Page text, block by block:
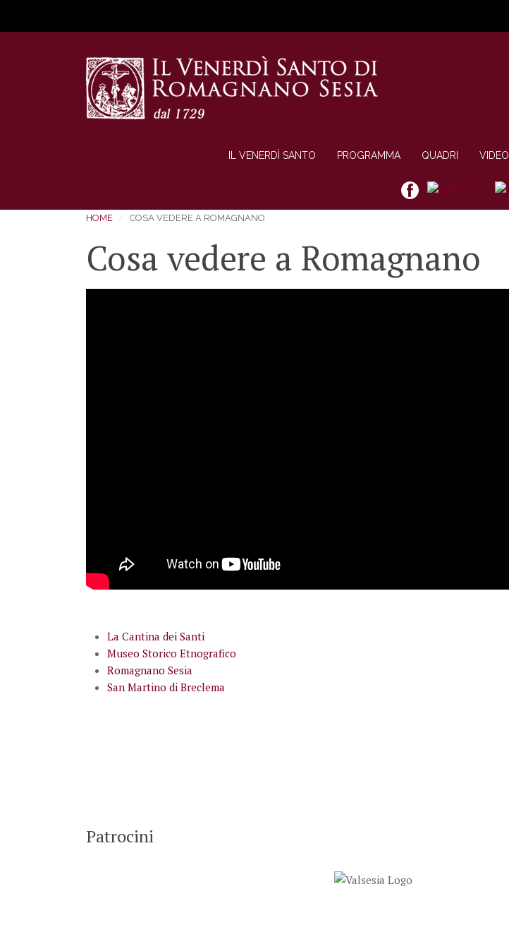
IL VENERDÌ SANTO PROGRAMMA QUADRI VIDEO
HOME COSA VEDERE A ROMAGNANO
Cosa vedere a Romagnano
La Cantina dei Santi
Museo Storico Etnografico
Romagnano Sesia
San Martino di Breclema
Patrocini